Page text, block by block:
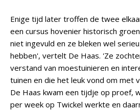
Enige tijd later troffen de twee
een cursus hovenier historisch
niet ingevuld en ze bleken wel
hebben', vertelt De Haas. 'Ze
verstand van moestuinieren en
tuinen en die het leuk vond om met
De Haas kwam een tijdje op proef,
per week op Twickel werkte en